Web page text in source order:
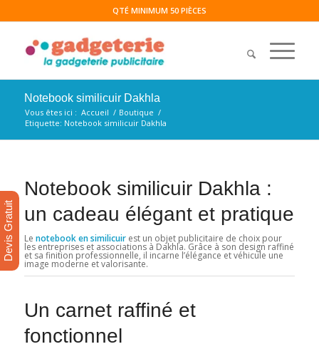
QTÉ MINIMUM 50 PIÈCES
Notebook similicuir Dakhla
Vous êtes ici : Accueil / Boutique /
Etiquette: Notebook similicuir Dakhla
Notebook similicuir Dakhla :
un cadeau élégant et pratique
Le notebook en similicuirest un objet publicitaire de choix pour
les entreprises et associations à Dakhla. Grâce à son design raffiné
et sa finition professionnelle, il incarne l’élégance et véhicule une
image moderne et valorisante.
Un carnet raffiné et
fonctionnel
Devis Gratuit